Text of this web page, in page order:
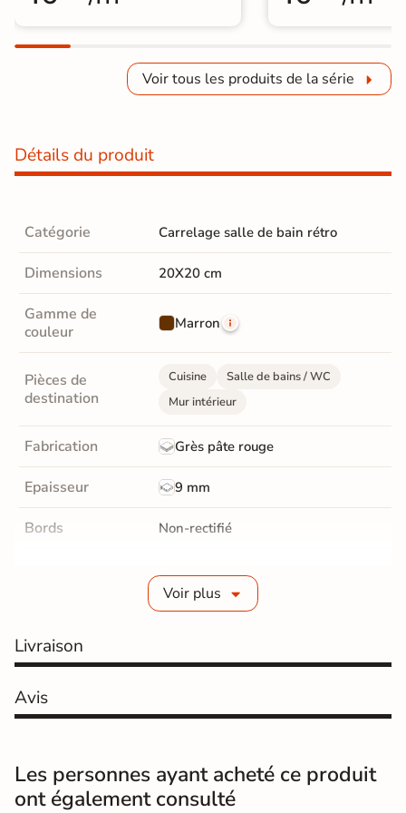
Voir tous les produits de la série
Détails du produit
Catégorie Carrelage salle de bain rétro
Dimensions 20X20 cm
Gamme de
couleur
Marron
Pièces de
destination
Cuisine
Salle de bains / WC
Mur intérieur
Fabrication Grès pâte rouge
Epaisseur 9 mm
Bords Non-rectifié
Lisse
Résistant au Gel
Pièce humides
Choix 1er Choix
Voir plus
Livraison
Avis
Les personnes ayant acheté ce produit
ont également consulté